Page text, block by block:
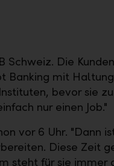
Schweiz. Die
Banking mit
bevor sie
nur einen Job."
vor 6 Uhr. "Dann
Diese Zeit
steht für sie immer